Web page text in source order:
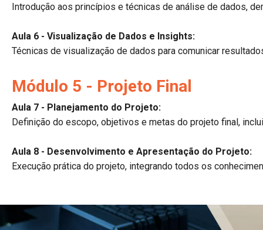
Introdução aos princípios e técnicas de análise de dados,
Aula 6 - Visualização de Dados e Insights:
Técnicas de visualização de dados para comunicar
Módulo 5 - Projeto Final
Aula 7 - Planejamento do Projeto:
Definição do escopo, objetivos e metas do projeto final,
Aula 8 - Desenvolvimento e Apresentação do Projeto:
Execução prática do projeto, integrando todos os